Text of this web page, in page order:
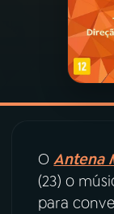
ÚLTIMAS
ACOMPANHE A
OAntena
(23) o
para